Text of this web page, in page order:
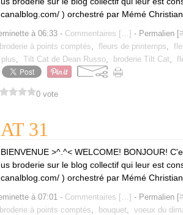
canalblog.com/ ) orchestré par Mémé
à 06:33 - Commentaires [ …] - Permalien [#
broderie à points comptés, fleurs de printemps,
, Tilt Cat de Dean Russo, broderie Tilt Cat,
0 vote
31
BIENVENUE >^.^< WELCOME! BONJOUR!
us broderie sur le blog collectif qui leur est
canalblog.com/ ) orchestré par Mémé
à 07:01 - Commentaires [ …] - Permalien [#
broderie à points comptés, bouquet, voeux du